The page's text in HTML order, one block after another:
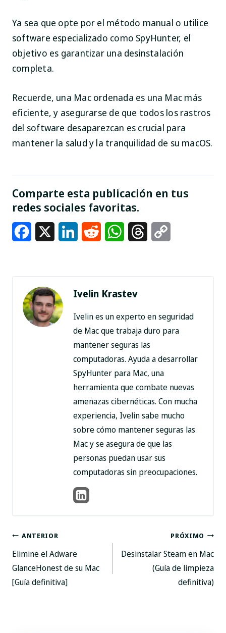
Ya sea que opte por el método manual o utilice
software especializado como SpyHunter, el
objetivo es garantizar una desinstalación
completa.
Recuerde, una Mac ordenada es una Mac más
eficiente, y asegurarse de que todos los rastros
del software desaparezcan es crucial para
mantener la salud y la tranquilidad de su macOS.
Comparte esta publicación en tus
redes sociales favoritas.
Facebook LinkedInReddit WhatsAppThreads
Ivelin Krastev
Ivelin es un experto en seguridad
de Mac que trabaja duro para
mantener seguras las
computadoras. Ayuda a desarrollar
SpyHunter para Mac, una
herramienta que combate nuevas
amenazas cibernéticas. Con mucha
experiencia, Ivelin sabe mucho
sobre cómo mantener seguras las
Mac y se asegura de que las
personas puedan usar sus
computadoras sin preocupaciones.
Mensaje
de
navegación
ANTERIOR
Elimine el Adware
GlanceHonest de su Mac
[Guía definitiva]
PRÓXIMO
Desinstalar Steam en Mac
(Guía de limpieza
definitiva)